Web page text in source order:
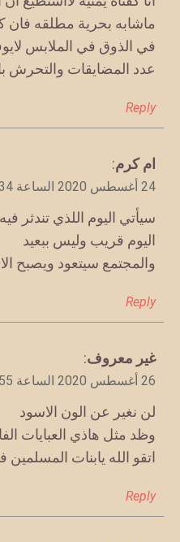
ماشابه بحرية مطلقه فان
في الذوق في الملابس
عدد المضايقات والتحرش
Reply
يقول
ام كرم:
24 أغسطس 2020 الساعة 9:34 م
سيأتي اليوم اللذي تندثر
اليوم قريب وليس ببعيد
والمجتمع سيتعود ويصبح
Reply
يقول
غير معروف:
26 أغسطس 2020 الساعة 10:55 م
لن نغير عن الون الاسود
وظد مثل هاذي العبايات
اتقو الله يابنات
Reply